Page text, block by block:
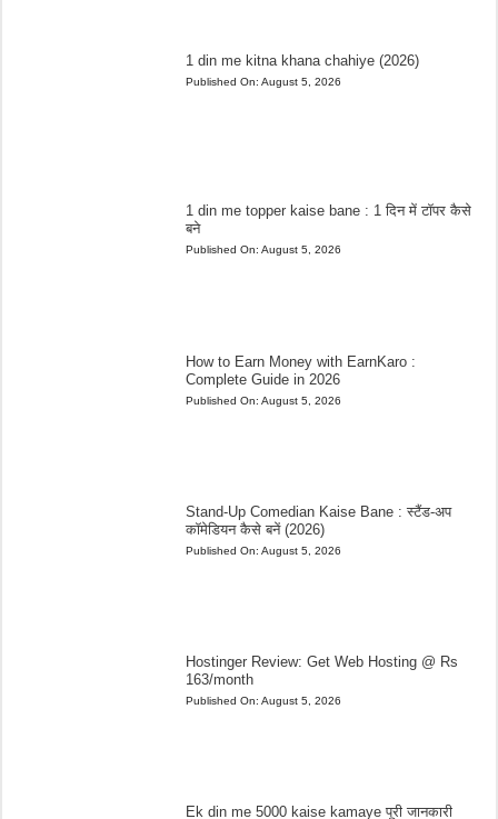
1 din me kitna khana chahiye (2026)
Published On: August 5, 2026
1 din me topper kaise bane : 1 दिन में टॉपर कैसे
बने
Published On: August 5, 2026
How to Earn Money with EarnKaro :
Complete Guide in 2026
Published On: August 5, 2026
Stand-Up Comedian Kaise Bane : स्टैंड-अप
कॉमेडियन कैसे बनें (2026)
Published On: August 5, 2026
Hostinger Review: Get Web Hosting @ Rs
163/month
Published On: August 5, 2026
Ek din me 5000 kaise kamaye पूरी जानकारी